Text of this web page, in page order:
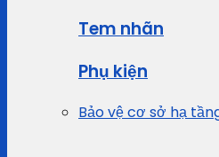
Tem nhãn
Phụ kiện
Bảo vệ cơ sở hạ